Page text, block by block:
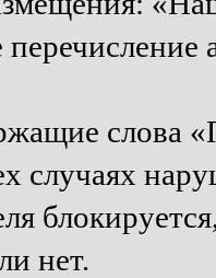
слова
случаях
нет.